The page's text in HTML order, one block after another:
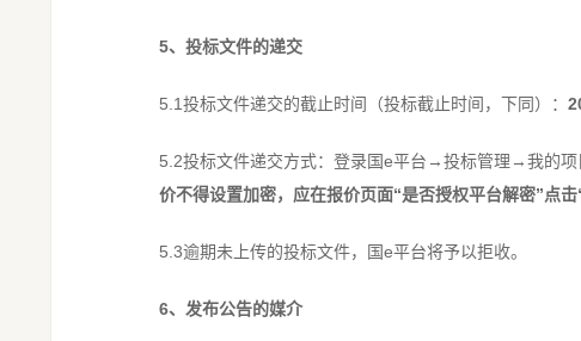
5、投标文件的递交
5.1投标文件递交的截止时间（投标截止时间，下同）：
5.2投标文件递交方式：登录国e平台→投标管理→我的
价不得设置加密， 应在报价页面“是否授权平台解密”点击
5.3逾期未上传的投标文件，国e平台将予以拒收。
6、发布公告的媒介